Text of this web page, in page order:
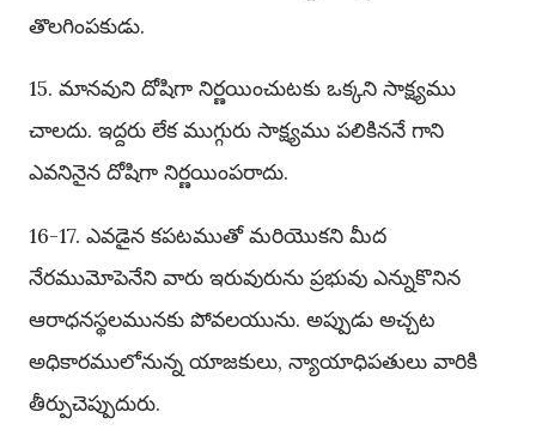
తొలగింపకుడు.
15. మానవుని దోషిగా నిర్ణయించుటకు ఒక్కని సాక్ష్యము
చాలదు. ఇద్దరు లేక ముగ్గురు సాక్ష్యము పలికిననే గాని
ఎవనినైన దోషిగా నిర్ణయింపరాదు.
16-17. ఎవడైన కపటముతో మరియొకని మీద
నేరముమోపెనేని వారు ఇరువురును ప్రభువు ఎన్నుకొనిన
ఆరాధనస్థలమునకు పోవలయును. అప్పుడు అచ్చట
అధికారములోనున్న యాజకులు, న్యాయాధిపతులు వారికి
తీర్పుచెప్పుదురు.